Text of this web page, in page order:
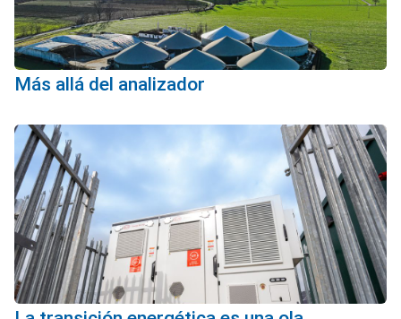
Más allá del analizador